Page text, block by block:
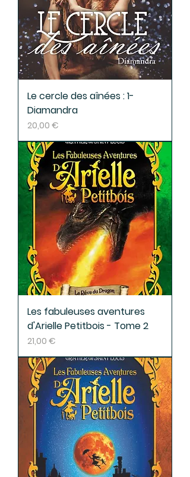
Le cercle des aînées : 1-
Diamandra
Prix
20,00 €
Les fabuleuses aventures
d'Arielle Petitbois - Tome 2
Prix
21,00 €